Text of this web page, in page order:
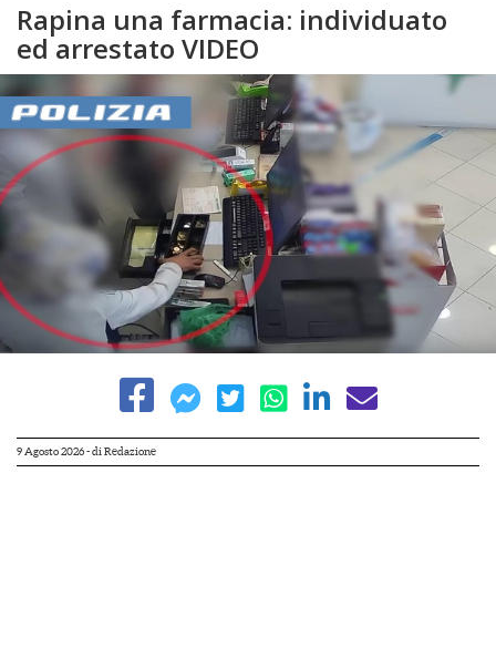
Rapina una farmacia: individuato
ed arrestato VIDEO
9 Agosto 2026- di Redazione